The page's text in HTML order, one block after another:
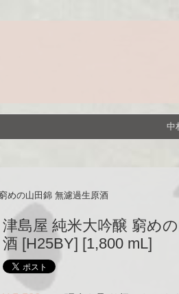
中
めの山田錦 無濾過生原酒
津島屋 純米大吟醸 窮め
酒 [H25BY] [1,800 mL]